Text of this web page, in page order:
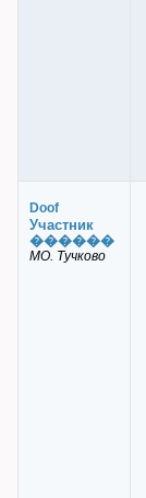
Doof
Участник
������
МО. Тучково